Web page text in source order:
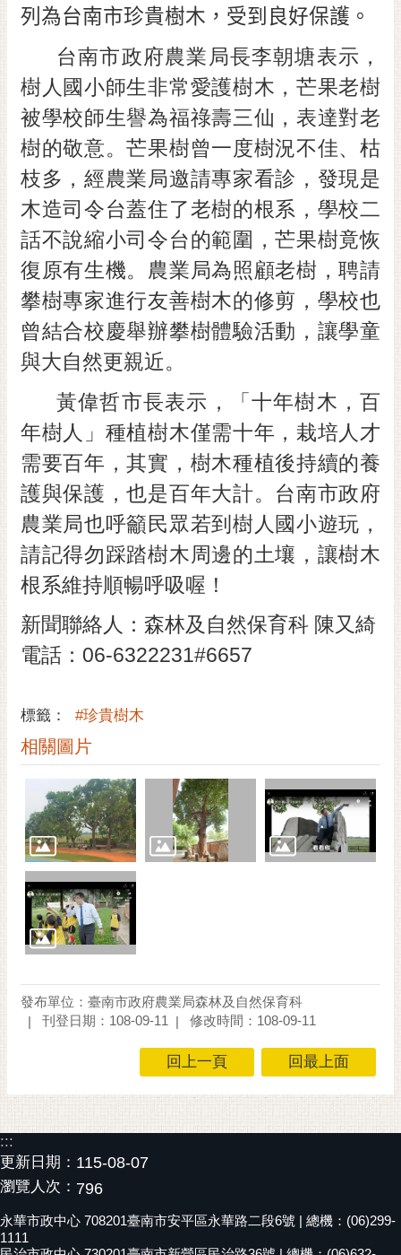
訂
訂
閱
電
子
報
市
民
信
箱
English
日
本
隱
私
權
及
安
全
政
策
網
站
資
放
宣
告
府
交
通
位
置
列為台南市珍貴樹木，受到良好保護。
台南市政府農業局長李朝塘表示，
樹人國小師生非常愛護樹木，芒果老樹
被學校師生譽為福祿壽三仙，表達對老
樹的敬意。芒果樹曾一度樹況不佳、枯
枝多，經農業局邀請專家看診，發現是
木造司令台蓋住了老樹的根系，學校二
話不說縮小司令台的範圍，芒果樹竟恢
復原有生機。農業局為照顧老樹，聘請
攀樹專家進行友善樹木的修剪，學校也
曾結合校慶舉辦攀樹體驗活動，讓學童
與大自然更親近。
黃偉哲市長表示，「十年樹木，百
年樹人」種植樹木僅需十年，栽培人才
需要百年，其實，樹木種植後持續的養
護與保護，也是百年大計。台南市政府
農業局也呼籲民眾若到樹人國小遊玩，
請記得勿踩踏樹木周邊的土壤，讓樹木
根系維持順暢呼吸喔！
新聞聯絡人：森林及自然保育科 陳又綺
電話： 06-6322231#6657
標籤： #珍貴樹木
相關圖片
發布單位：臺南市政府農業局森林及自然保育科
刊登日期：108-09-11
修改時間：108-09-11
回上一頁 回最上面
:::
更新日期： 115-08-07
瀏覽人次： 796
永華市政中心 708201臺南市安平區永華路二段6號 | 總機：(06)299-
1111